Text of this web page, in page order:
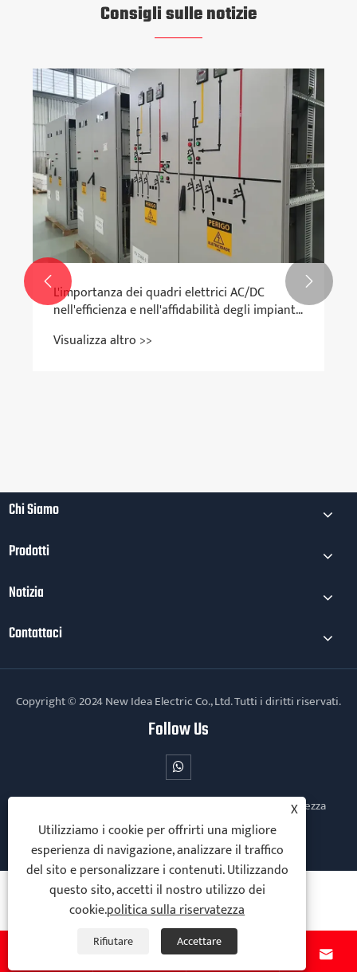
Consigli sulle notizie
L'importanza dei quadri elettrici AC/DC
nell'efficienza e nell'affidabilità degli impianti
Visualizza altro >>
 
Chi Siamo
Prodotti
Notizia
Contattaci
Copyright © 2024 New Idea Electric Co., Ltd. Tutti i diritti riservati.
Follow Us
politica sulla riservatezza
 
X
Utilizziamo i cookie per offrirti una migliore
esperienza di navigazione, analizzare il traffico
del sito e personalizzare i contenuti. Utilizzando
questo sito, accetti il ​​nostro utilizzo dei
cookie.politica sulla riservatezza
Rifiutare Accettare